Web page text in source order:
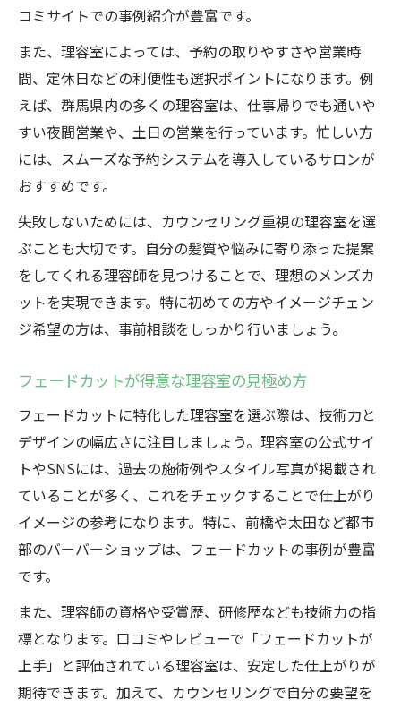
コミサイトでの事例紹介が豊富です。
また、理容室によっては、予約の取りやすさや営業時
間、定休日などの利便性も選択ポイントになります。例
えば、群馬県内の多くの理容室は、仕事帰りでも通いや
すい夜間営業や、土日の営業を行っています。忙しい方
には、スムーズな予約システムを導入しているサロンが
おすすめです。
失敗しないためには、カウンセリング重視の理容室を選
ぶことも大切です。自分の髪質や悩みに寄り添った提案
をしてくれる理容師を見つけることで、理想のメンズカ
ットを実現できます。特に初めての方やイメージチェン
ジ希望の方は、事前相談をしっかり行いましょう。
フェードカットが得意な理容室の見極め方
フェードカットに特化した理容室を選ぶ際は、技術力と
デザインの幅広さに注目しましょう。理容室の公式サイ
トやSNSには、過去の施術例やスタイル写真が掲載され
ていることが多く、これをチェックすることで仕上がり
イメージの参考になります。特に、前橋や太田など都市
部のバーバーショップは、フェードカットの事例が豊富
です。
また、理容師の資格や受賞歴、研修歴なども技術力の指
標となります。口コミやレビューで「フェードカットが
上手」と評価されている理容室は、安定した仕上がりが
期待できます。加えて、カウンセリングで自分の要望を